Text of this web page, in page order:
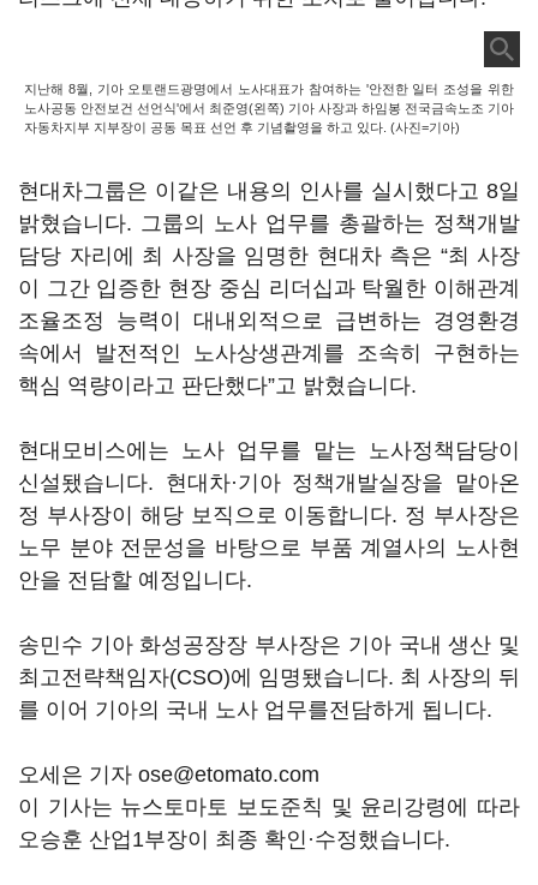
지난해 8월, 기아 오토랜드광명에서 노사대표가 참여하는 '안전한 일터 조성을 위한
노사공동 안전보건 선언식'에서 최준영(왼쪽) 기아 사장과 하임봉 전국금속노조 기아
자동차지부 지부장이 공동 목표 선언 후 기념촬영을 하고 있다. (사진=기아)
현대차그룹은 이같은 내용의 인사를 실시했다고 8일
밝혔습니다. 그룹의 노사 업무를 총괄하는 정책개발
담당 자리에 최 사장을 임명한 현대차 측은 “최 사장
이 그간 입증한 현장 중심 리더십과 탁월한 이해관계
조율조정 능력이 대내외적으로 급변하는 경영환경
속에서 발전적인 노사상생관계를 조속히 구현하는
핵심 역량이라고 판단했다”고 밝혔습니다.
현대모비스에는 노사 업무를 맡는 노사정책담당이
신설됐습니다. 현대차·기아 정책개발실장을 맡아온
정 부사장이 해당 보직으로 이동합니다. 정 부사장은
노무 분야 전문성을 바탕으로 부품 계열사의 노사현
안을 전담할 예정입니다.
송민수 기아 화성공장장 부사장은 기아 국내 생산 및
최고전략책임자(CSO)에 임명됐습니다. 최 사장의 뒤
를 이어 기아의 국내 노사 업무를전담하게 됩니다.
오세은 기자 ose@etomato.com
이 기사는 뉴스토마토 보도준칙 및 윤리강령에 따라
오승훈 산업1부장이 최종 확인·수정했습니다.